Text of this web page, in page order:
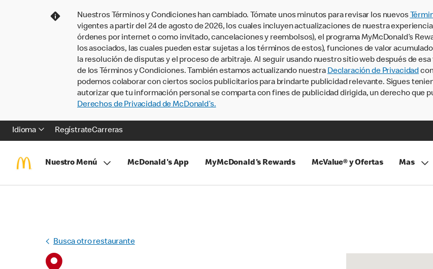
Nuestros Términos y Condiciones han cambiado. Tómate unos minutos para revisar los nuevos
vigentes a partir del 24 de agosto de 2026, los cuales incluyen actualizaciones de nuestra
órdenes por internet o como invitado, cancelaciones y reembolsos), el programa MyMcDonald’s
los asociados, las cuales pueden estar sujetas a los términos de estos), funciones de valor
la resolución de disputas y el proceso de arbitraje. Al seguir usando nuestro sitio web después de
de los Términos y Condiciones. También estamos actualizando nuestra Declaración de Privacidad
podemos colaborar con ciertos socios publicitarios para brindarte publicidad relevante. Sigues
autorizar que tu información personal se comparta con fines de publicidad dirigida, un derecho que
Derechos de Privacidad de McDonald’s.
Idioma RegístrateCarreras
Nuestro Menú McDonald's App MyMcDonald's Rewards McValue® y Ofertas Mas
Busca otro restaurante